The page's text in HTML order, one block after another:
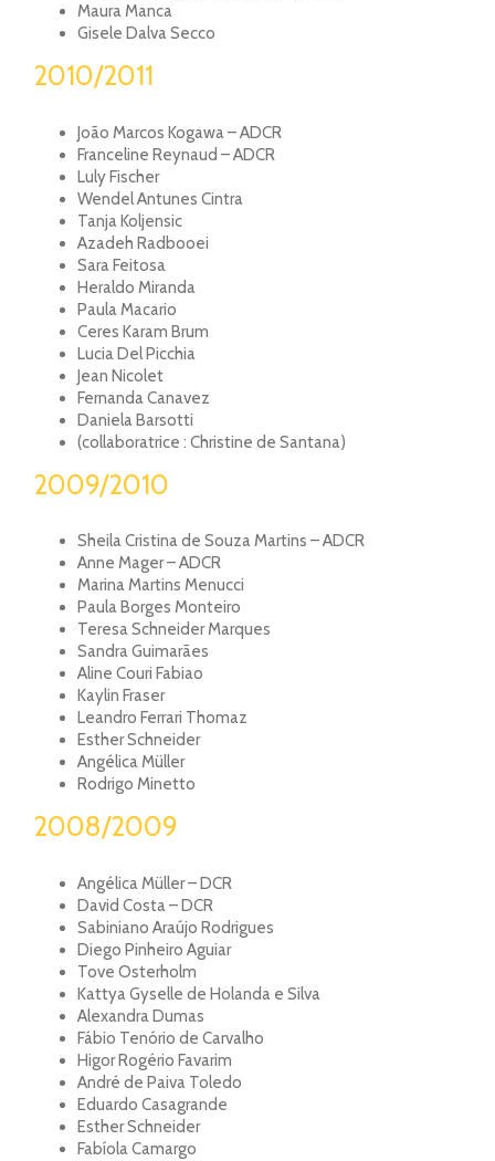
Maura Manca
Gisele Dalva Secco
2010/2011
João Marcos Kogawa – ADCR
Franceline Reynaud – ADCR
Luly Fischer
Wendel Antunes Cintra
Tanja Koljensic
Azadeh Radbooei
Sara Feitosa
Heraldo Miranda
Paula Macario
Ceres Karam Brum
Lucia Del Picchia
Jean Nicolet
Fernanda Canavez
Daniela Barsotti
(collaboratrice : Christine de Santana)
2009/2010
Sheila Cristina de Souza Martins – ADCR
Anne Mager – ADCR
Marina Martins Menucci
Paula Borges Monteiro
Teresa Schneider Marques
Sandra Guimarães
Aline Couri Fabiao
Kaylin Fraser
Leandro Ferrari Thomaz
Esther Schneider
Angélica Müller
Rodrigo Minetto
2008/2009
Angélica Müller – DCR
David Costa – DCR
Sabiniano Araújo Rodrigues
Diego Pinheiro Aguiar
Tove Osterholm
Kattya Gyselle de Holanda e Silva
Alexandra Dumas
Fábio Tenório de Carvalho
Higor Rogério Favarim
André de Paiva Toledo
Eduardo Casagrande
Esther Schneider
Fabíola Camargo